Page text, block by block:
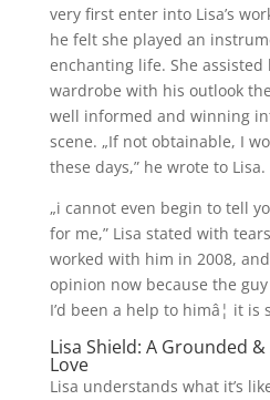
very first enter into Lisa’s
he felt she played an
enchanting life. She
wardrobe with his outlook
well informed and winning
scene. „If not obtainable, I
these days,” he wrote to Lisa.
„i cannot even begin to tell
for me,” Lisa stated with
worked with him in 2008,
opinion now because the
I’d been a help to himâ¦ it
Lisa Shield: A Grounded
Love
Lisa understands what it’s